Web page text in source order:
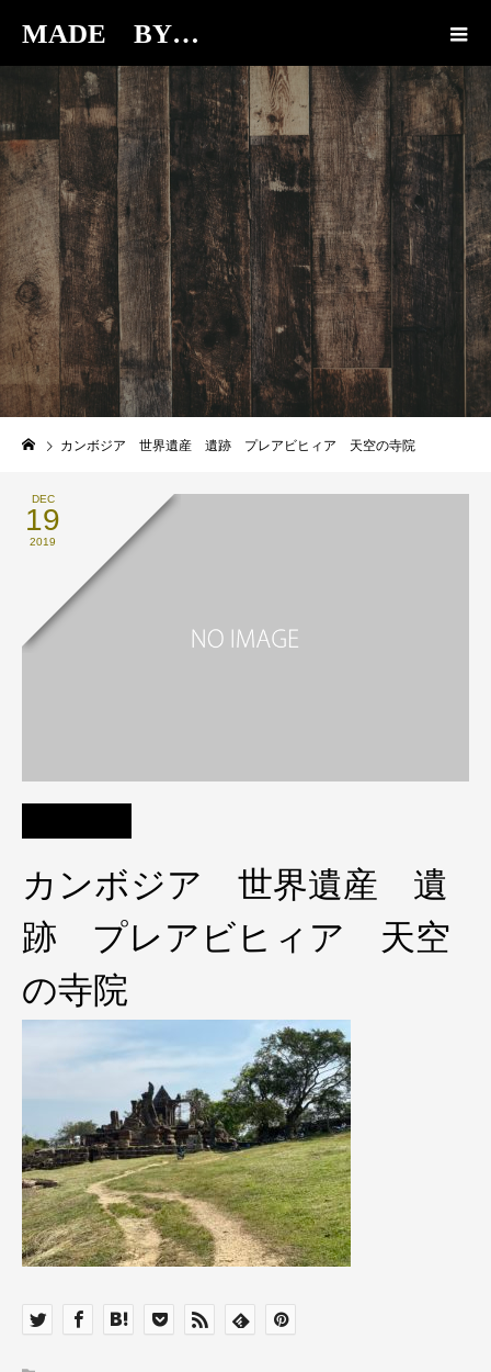
MADE BY…
BLOG
カンボジア 世界遺産 遺跡 プレアビヒィア 天空の寺院
DEC
19
2019
カンボジア 世界遺産 遺
跡 プレアビヒィア 天空
の寺院